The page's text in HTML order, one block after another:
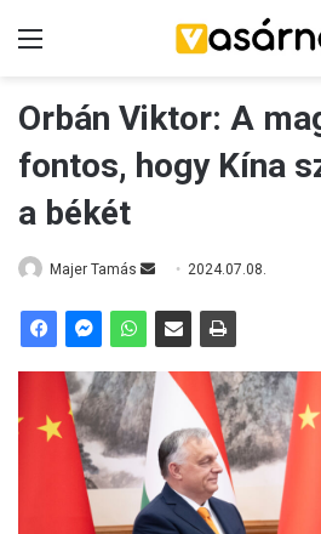
Orbán Viktor: A
fontos, hogy Kína
a békét
Majer Tamás
e
m
a
2024.07.08.